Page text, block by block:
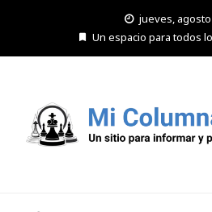
jueves,
Un espacio para todos